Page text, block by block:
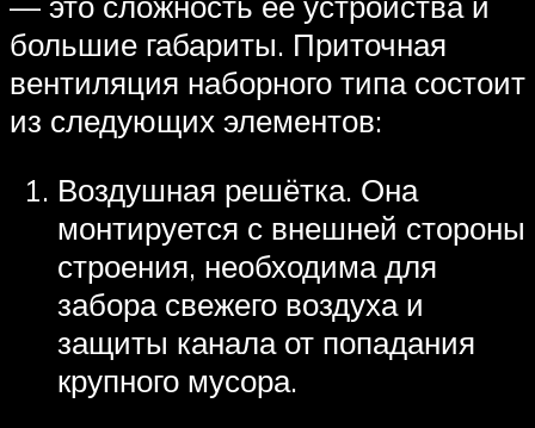
большие габариты. Приточная
вентиляция наборного типа состоит
из следующих элементов:
Воздушная решётка. Она
монтируется с внешней стороны
строения, необходима для
забора свежего воздуха и
защиты канала от попадания
крупного мусора.